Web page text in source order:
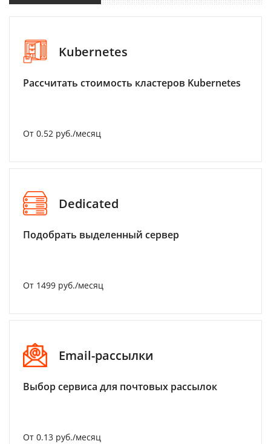
Kubernetes
Рассчитать стоимость кластеров Kubernetes
От 0.52 руб./месяц
Dedicated
Подобрать выделенный сервер
От 1499 руб./месяц
Email-рассылки
Выбор сервиса для почтовых рассылок
От 0.13 руб./месяц